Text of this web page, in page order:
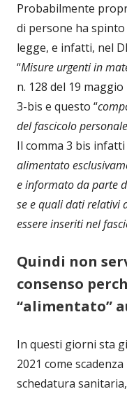
Probabilmente
di persone ha
legge, e infatti, nel
“Misure urgenti in
n. 128 del 19
3-bis e questo “
del fascicolo
Il comma 3 bis infatti
alimentato
e informato da parte
se e quali dati relativi
essere inseriti nel
Quindi non
consenso
“alimentato”
In questi giorni sta
2021 come
schedatura